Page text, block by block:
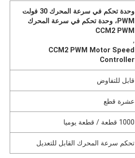
وحدة تحكم في سرعة المحرك 30 فولت
PWM، وحدة تحكم في سرعة المحرك
CCM2 PWM
,
CCM2 PWM Motor Speed
Controller
قابل للتفاوض
عشرة قطع
1000 قطعة / قطعة يوميا
تحكم سرعة المحرك القابل للتعديل